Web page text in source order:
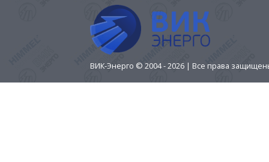
ВИК-Энерго © 2004 - 2026 | Все права